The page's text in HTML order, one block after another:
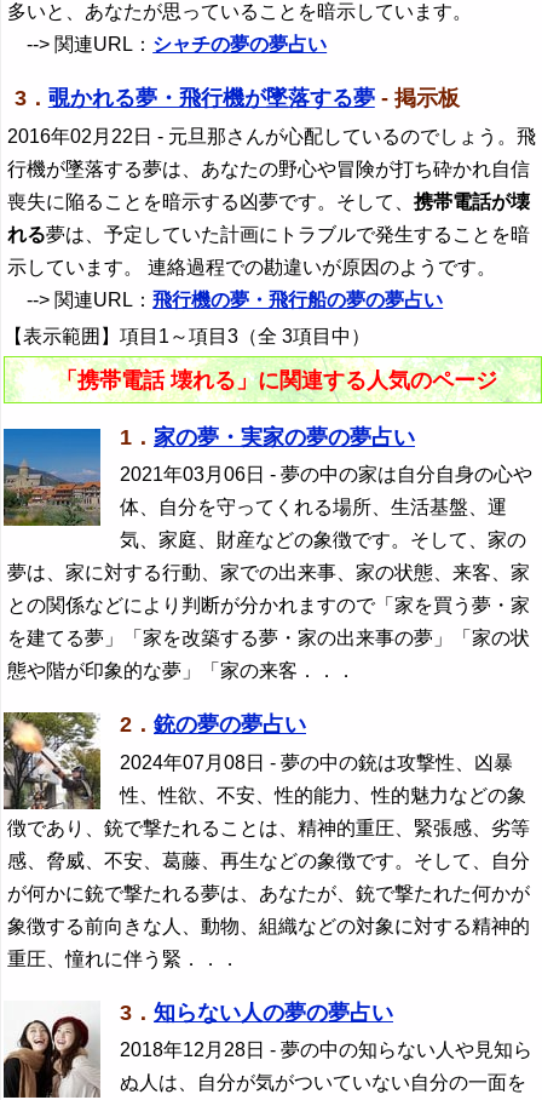
多いと、あなたが思っていることを暗示しています。
--> 関連URL： シャチの夢の夢占い
3． 覗かれる夢・飛行機が墜落する夢- 掲示板
2016年02月22日 - 元旦那さんが心配しているのでしょう。飛
行機が墜落する夢は、あなたの野心や冒険が打ち砕かれ自信
喪失に陥ることを暗示する凶夢です。そして、携帯電話が壊
れる夢は、予定していた計画にトラブルで発生することを暗
示しています。 連絡過程での勘違いが原因のようです。
--> 関連URL：飛行機の夢・飛行船の夢の夢占い
【表示範囲】項目1～項目3（全 3項目中）
「携帯電話 壊れる」に関連する人気のページ
1． 家の夢・実家の夢の夢占い
2021年03月06日 - 夢の中の家は自分自身の心や
体、自分を守ってくれる場所、生活基盤、運
気、家庭、財産などの象徴です。そして、家の
夢は、家に対する行動、家での出来事、家の状態、来客、家
との関係などにより判断が分かれますので「家を買う夢・家
を建てる夢」「家を改築する夢・家の出来事の夢」「家の状
態や階が印象的な夢」「家の来客．．．
2． 銃の夢の夢占い
2024年07月08日 - 夢の中の銃は攻撃性、凶暴
性、性欲、不安、性的能力、性的魅力などの象
徴であり、銃で撃たれることは、精神的重圧、緊張感、劣等
感、脅威、不安、葛藤、再生などの象徴です。そして、自分
が何かに銃で撃たれる夢は、あなたが、銃で撃たれた何かが
象徴する前向きな人、動物、組織などの対象に対する精神的
重圧、憧れに伴う緊．．．
3． 知らない人の夢の夢占い
2018年12月28日 - 夢の中の知らない人や見知ら
ぬ人は、自分が気がついていない自分の一面を